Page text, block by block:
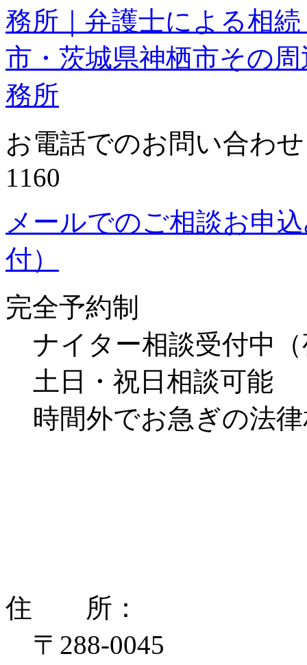
務所｜弁護士による相
市・茨城県神栖市その
務所
お電話でのお問い合わ
1160
メールでのご相談お申
付）
完全予約制
ナイター相談受付中
土日・祝日相談可能
時間外でお急ぎの法
住 所：
〒288-0045